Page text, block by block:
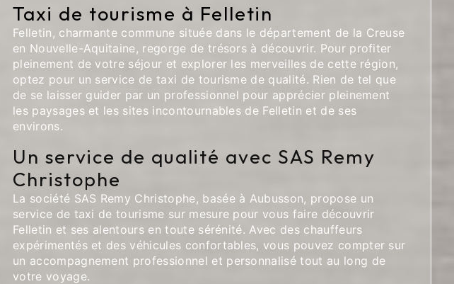
Taxi de tourisme à Felletin
Felletin, charmante commune située dans le département de la Creuse
en Nouvelle-Aquitaine, regorge de trésors à découvrir. Pour profiter
pleinement de votre séjour et explorer les merveilles de cette région,
optez pour un service de taxi de tourisme de qualité. Rien de tel que
de se laisser guider par un professionnel pour apprécier pleinement
les paysages et les sites incontournables de Felletin et de ses
environs.
Un service de qualité avec SAS Remy
Christophe
La société SAS Remy Christophe, basée à Aubusson, propose un
service de taxi de tourisme sur mesure pour vous faire découvrir
Felletin et ses alentours en toute sérénité. Avec des chauffeurs
expérimentés et des véhicules confortables, vous pouvez compter sur
un accompagnement professionnel et personnalisé tout au long de
votre voyage.